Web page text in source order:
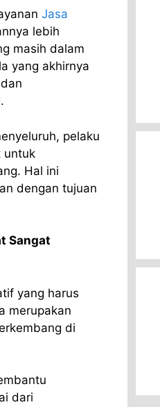
Jasa
lebih
masih dalam
yang akhirnya
pelaku
untuk
Hal ini
dengan tujuan
Sangat
yang harus
merupakan
di
dari